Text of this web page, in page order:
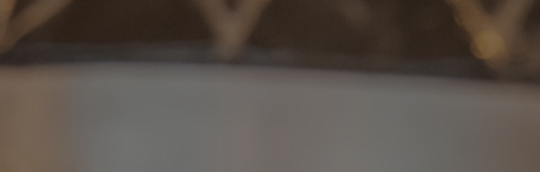
PIZZAS BASE TOMATE